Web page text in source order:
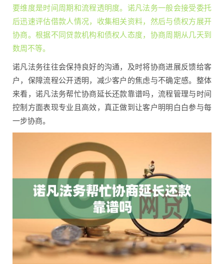
要维度是时间周期和流程透明度。诺凡法务一般会接受委托
后迅速评估借款人情况，收集相关资料，然后与债权方展开
协商。根据不同贷款机构和债权人态度，协商周期从几天到
数周不等。
诺凡法务往往会保持良好的沟通，及时将协商进展反馈给客
户，保障流程公开透明，减少客户的焦虑与不确定感。整体
来看，诺凡法务帮忙协商延长还款靠谱吗，流程管理与时间
控制方面表现专业且高效，真正做到让客户明明白白参与每
一步协商。